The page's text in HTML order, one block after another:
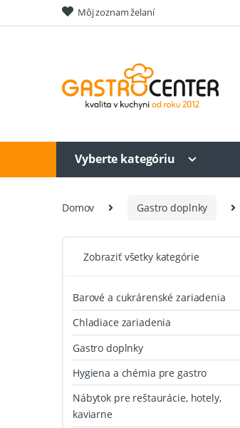
to
to
Môj zoznam želaní
Vyberte kategóriu
Domov Gastro doplnky
Zobraziť všetky kategórie
Barové a cukrárenské zariadenia
Chladiace zariadenia
Gastro doplnky
Hygiena a chémia pre gastro
Nábytok pre reštaurácie, hotely,
kaviarne